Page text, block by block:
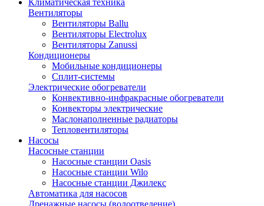
Климатическая техника
Вентиляторы
Вентиляторы Ballu
Вентиляторы Electrolux
Вентиляторы Zanussi
Кондиционеры
Мобильные кондиционеры
Сплит-системы
Электрические обогреватели
Конвективно-инфракрасные обогреватели
Конвекторы электрические
Маслонаполненные радиаторы
Тепловентиляторы
Насосы
Насосные станции
Насосные станции Oasis
Насосные станции Wilo
Насосные станции Джилекс
Автоматика для насосов
Дренажные насосы (водоотведение)